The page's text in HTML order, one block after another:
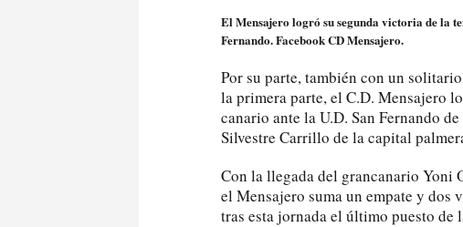
El Mensajero logró su segunda victoria de la
Fernando. Facebook CD Mensajero.
Por su parte, también con un
la primera parte, el C.D. Mensajero
canario ante la U.D. San Fernando
Silvestre Carrillo de la capital
Con la llegada del grancanario Yoni
el Mensajero suma un empate y dos
tras esta jornada el último puesto de